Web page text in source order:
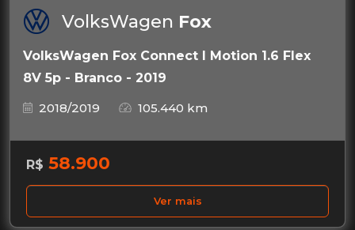
VolksWagen Fox
VolksWagen Fox Connect I Motion 1.6 Flex
8V 5p - Branco - 2019
2018/2019
105.440 km
R$ 58.900
Ver mais